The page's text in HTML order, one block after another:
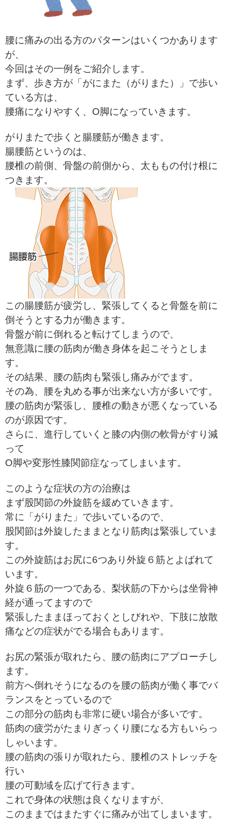
腰に痛みの出る方のパターンはいくつかあります
が、
今回はその一例をご紹介します。
まず、歩き方が「がにまた（がりまた）」で歩い
ている方は、
腰痛になりやすく、O脚になっていきます。
がりまたで歩くと腸腰筋が働きます。
腸腰筋というのは、
腰椎の前側、骨盤の前側から、太ももの付け根に
つきます。
この腸腰筋が疲労し、緊張してくると骨盤を前に
倒そうとする力が働きます。
骨盤が前に倒れると転けてしまうので、
無意識に腰の筋肉が働き身体を起こそうとしま
す。
その結果、腰の筋肉も緊張し痛みがでます。
その為、腰を丸める事が出来ない方が多いです。
腰の筋肉が緊張し、腰椎の動きが悪くなっている
のが原因です。
さらに、進行していくと膝の内側の軟骨がすり減
って
O脚や変形性膝関節症なってしまいます。
このような症状の方の治療は
まず股関節の外旋筋を緩めていきます。
常に「がりまた」で歩いているので、
股関節は外旋したままとなり筋肉は緊張していま
す。
この外旋筋はお尻に6つあり外旋６筋とよばれて
います。
外旋６筋の一つである、梨状筋の下からは坐骨神
経が通ってますので
緊張したままほっておくとしびれや、下肢に放散
痛などの症状がでる場合もあります。
お尻の緊張が取れたら、腰の筋肉にアプローチし
ます。
前方へ倒れそうになるのを腰の筋肉が働く事でバ
ランスをとっているので
この部分の筋肉も非常に硬い場合が多いです。
筋肉の疲労がたまりぎっくり腰になる方もいらっ
しゃいます。
腰の筋肉の張りが取れたら、腰椎のストレッチを
行い
腰の可動域を広げて行きます。
これで身体の状態は良くなりますが、
このままではまたすぐに痛みが出てしまいます。